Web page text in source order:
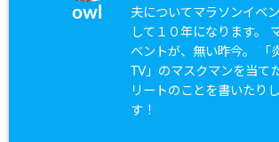
owl
夫についてマラソンイベ
して１０年になります。
ベントが、無い昨今。 「
TV」のマスクマンを当て
リートのことを書いたり
す！